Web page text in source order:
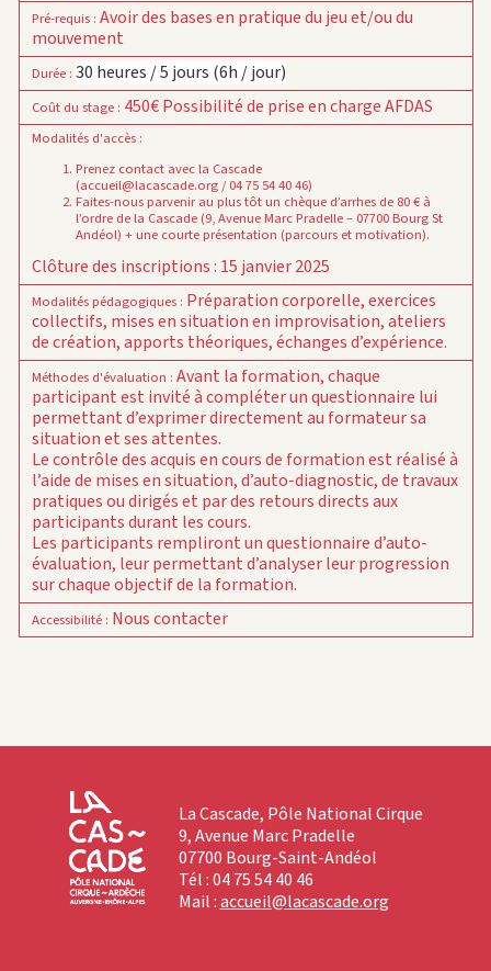
Pré-requis: Avoir des bases en pratique du jeu et/ou du
mouvement
Durée: 30 heures / 5 jours (6h / jour)
Coût du stage: 450€Possibilité de prise en charge AFDAS
Modalités d'accès:
Prenez contact avec la Cascade
(accueil@lacascade.org / 04 75 54 40 46)
Faites-nous parvenir au plus tôt un chèque d’arrhes de 80 € à
l’ordre de la Cascade (9, Avenue Marc Pradelle – 07700 Bourg St
Andéol) + une courte présentation (parcours et motivation).
Clôture des inscriptions : 15 janvier 2025
Modalités pédagogiques : Préparation corporelle, exercices
collectifs, mises en situation en improvisation, ateliers
de création, apports théoriques, échanges d’expérience.
Méthodes d'évaluation : Avant la formation, chaque
participant est invité à compléter un questionnaire lui
permettant d’exprimer directement au formateur sa
situation et ses attentes.
Le contrôle des acquis en cours de formation est réalisé à
l’aide de mises en situation, d’auto-diagnostic, de travaux
pratiques ou dirigés et par des retours directs aux
participants durant les cours.
Les participants rempliront un questionnaire d’auto-
évaluation, leur permettant d’analyser leur progression
sur chaque objectif de la formation.
Accessibilité: Nous contacter
La Cascade, Pôle National Cirque
9, Avenue Marc Pradelle
07700 Bourg-Saint-Andéol
Tél : 04 75 54 40 46
Mail :accueil@lacascade.org